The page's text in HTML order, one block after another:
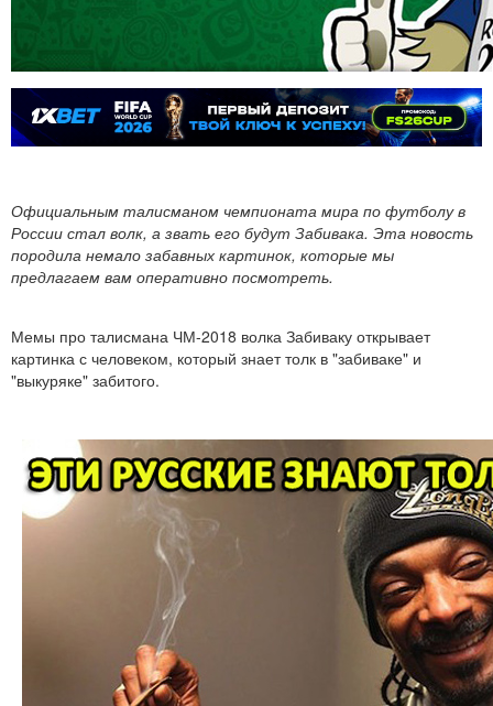
Официальным талисманом чемпионата мира по футболу в
России стал волк, а звать его будут Забивака. Эта новость
породила немало забавных картинок, которые мы
предлагаем вам оперативно посмотреть.
Мемы про талисмана ЧМ-2018 волка Забиваку открывает
картинка с человеком, который знает толк в "забиваке" и
"выкуряке" забитого.